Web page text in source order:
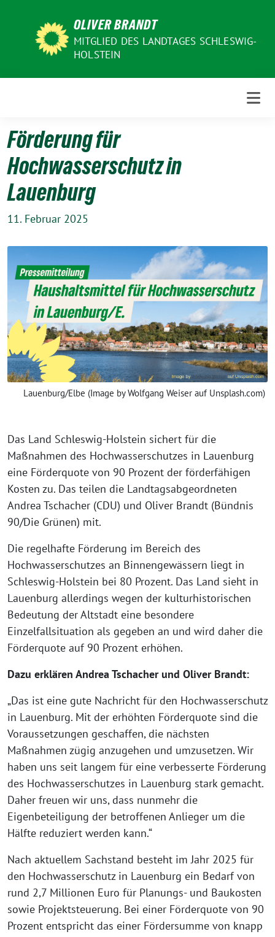
OLIVER BRANDT
MITGLIED DES LANDTAGES SCHLESWIG-
HOLSTEIN
Förderung für
Hochwasserschutz in
Lauenburg
11. Februar 2025
Lauenburg/Elbe (Image by Wolfgang Weiser auf Unsplash.com)
Das Land Schleswig-Holstein sichert für die
Maßnahmen des Hochwasserschutzes in Lauenburg
eine Förderquote von 90 Prozent der förderfähigen
Kosten zu. Das teilen die Landtagsabgeordneten
Andrea Tschacher (CDU) und Oliver Brandt (Bündnis
90/Die Grünen) mit.
Die regelhafte Förderung im Bereich des
Hochwasserschutzes an Binnengewässern liegt in
Schleswig-Holstein bei 80 Prozent. Das Land sieht in
Lauenburg allerdings wegen der kulturhistorischen
Bedeutung der Altstadt eine besondere
Einzelfallsituation als gegeben an und wird daher die
Förderquote auf 90 Prozent erhöhen.
Dazu erklären Andrea Tschacher und Oliver Brandt:
„Das ist eine gute Nachricht für den Hochwasserschutz
in Lauenburg. Mit der erhöhten Förderquote sind die
Voraussetzungen geschaffen, die nächsten
Maßnahmen zügig anzugehen und umzusetzen. Wir
haben uns seit langem für eine verbesserte Förderung
des Hochwasserschutzes in Lauenburg stark gemacht.
Daher freuen wir uns, dass nunmehr die
Eigenbeteiligung der betroffenen Anlieger um die
Hälfte reduziert werden kann.“
Nach aktuellem Sachstand besteht im Jahr 2025 für
den Hochwasserschutz in Lauenburg ein Bedarf von
rund 2,7 Millionen Euro für Planungs- und Baukosten
sowie Projektsteuerung. Bei einer Förderquote von 90
Prozent entspricht das einer Fördersumme von knapp